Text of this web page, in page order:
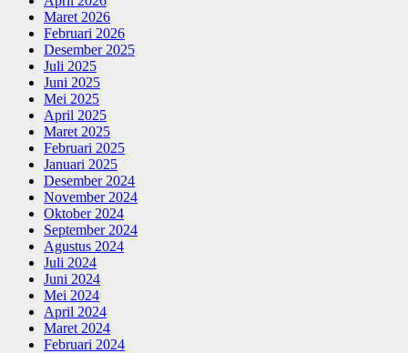
Maret 2026
Februari 2026
Desember 2025
Juli 2025
Juni 2025
Mei 2025
April 2025
Maret 2025
Februari 2025
Januari 2025
Desember 2024
November 2024
Oktober 2024
September 2024
Agustus 2024
Juli 2024
Juni 2024
Mei 2024
April 2024
Maret 2024
Februari 2024